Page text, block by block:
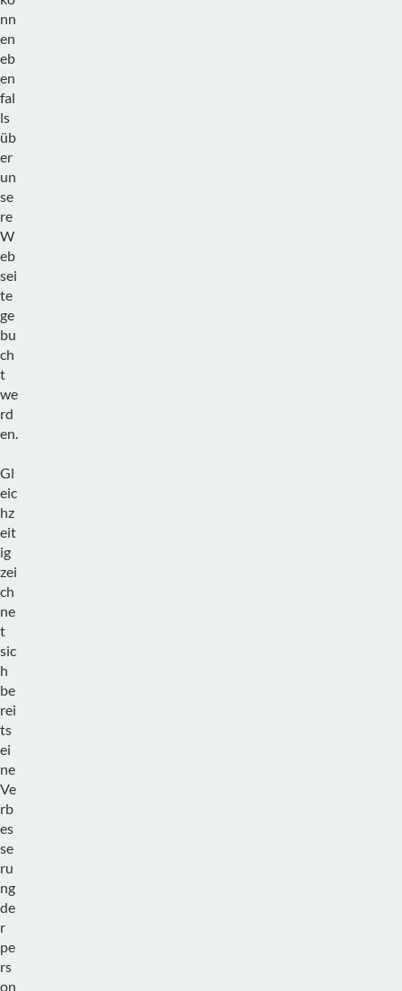
nn
en
eb
en
fal
ls
üb
er
un
se
re
W
eb
sei
te
ge
bu
ch
t
we
rd
en.
Gl
eic
hz
eit
ig
zei
ch
ne
t
sic
h
be
rei
ts
ei
ne
Ve
rb
es
se
ru
ng
de
r
pe
rs
on